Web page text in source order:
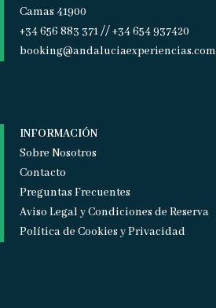
Camas 41900
+34 656 883 371 // +34 654 937420
booking@andaluciaexperiencias.com
INFORMACIÓN
Sobre Nosotros
Contacto
Preguntas Frecuentes
Aviso Legal y Condiciones de Reserva
Política de Cookies y Privacidad